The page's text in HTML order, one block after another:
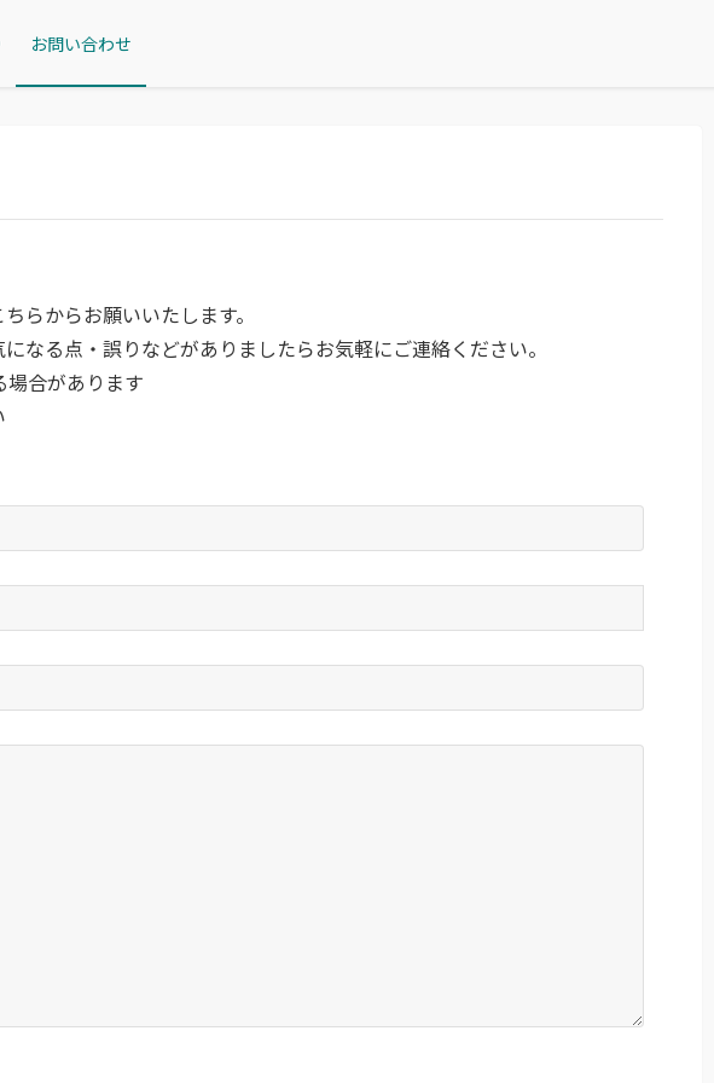
お問い合わせ
らからお願いいたします。
なる点・誤りなどがありましたらお気軽にご連絡ください。
合があります